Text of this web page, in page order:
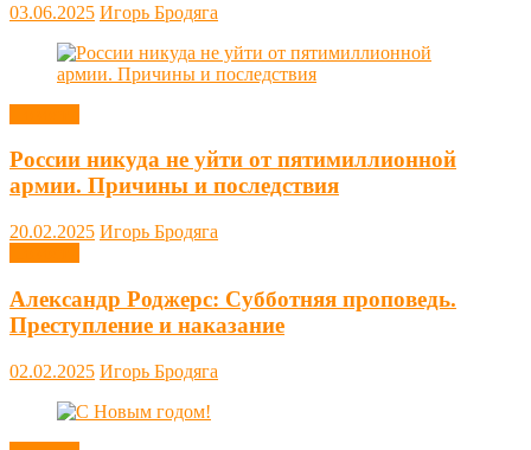
03.06.2025 Игорь Бродяга
России никуда не уйти от пятимиллионной
армии. Причины и последствия
20.02.2025 Игорь Бродяга
Александр Роджерс: Субботняя проповедь.
Преступление и наказание
02.02.2025 Игорь Бродяга